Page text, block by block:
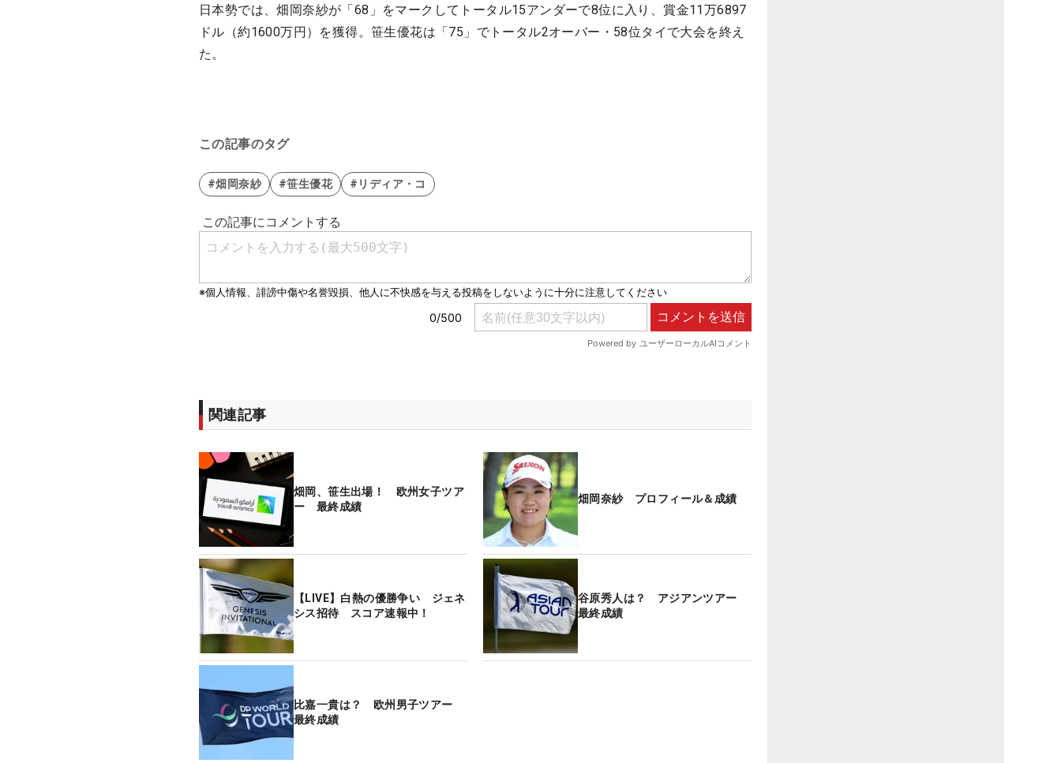
日本勢では、畑岡奈紗が「68」をマークしてトータル15アンダーで8位に入り、賞金11万6897
ドル（約1600万円）を獲得。笹生優花は「75」でトータル2オーバー・58位タイで大会を終え
た。
この記事のタグ
#畑岡奈紗 #笹生優花 #リディア・コ
関連記事
畑岡、笹生出場！ 欧州女子ツア
ー 最終成績
畑岡奈紗 プロフィール＆成績
【LIVE】白熱の優勝争い ジェネ
シス招待 スコア速報中！
谷原秀人は？ アジアンツアー
最終成績
比嘉一貴は？ 欧州男子ツアー
最終成績